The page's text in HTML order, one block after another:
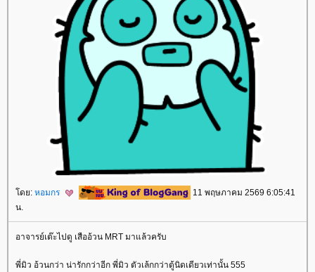
ดย: หอมกร
11 พฤษภาคม 2569 6:05:41
น.
อาจารย์เต๊ะไปดู เสืออ้วน MRT มาแล้วครับ
พี่มิว อ้วนกว่า น่ารักกว่าอีก พี่มิว ตัวเล้กกว่าตู้นิดเดียวเท่านั้น 555